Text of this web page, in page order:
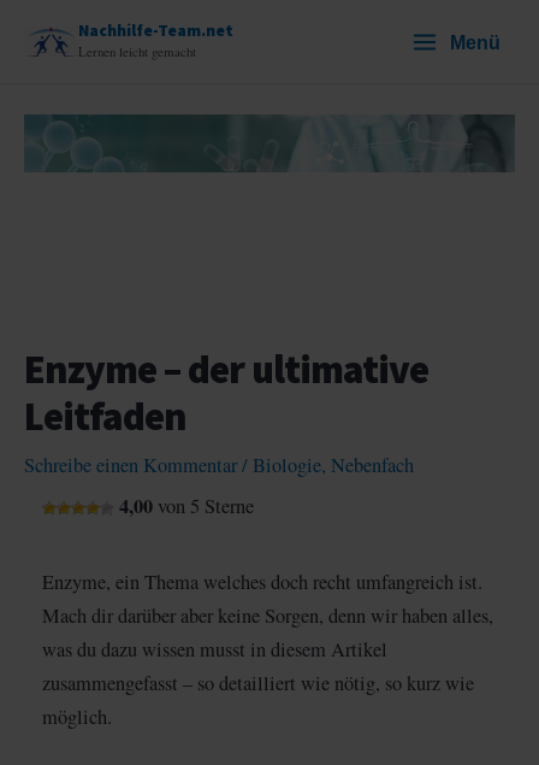
Inhalt
Nachhilfe-Team.net
Lernen leicht gemacht Menü
Enzyme – der ultimative
Leitfaden
Schreibe einen Kommentar/ Biologie, Nebenfach
4,00 von 5 Sterne
Enzyme, ein Thema welches doch recht umfangreich ist.
Mach dir darüber aber keine Sorgen, denn wir haben alles,
was du dazu wissen musst in diesem Artikel
zusammengefasst – so detailliert wie nötig, so kurz wie
möglich.